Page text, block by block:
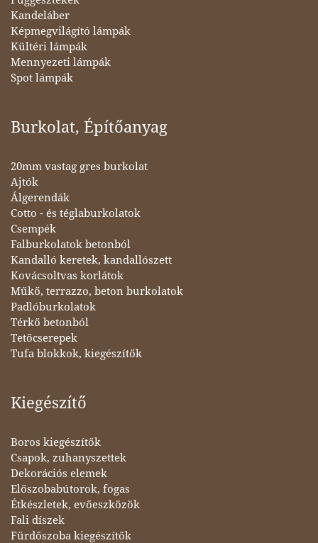
Kandeláber
Képmegvilágító lámpák
Kültéri lámpák
Mennyezeti lámpák
Spot lámpák
Burkolat, Építőanyag
20mm vastag gres burkolat
Ajtók
Álgerendák
Cotto - és téglaburkolatok
Csempék
Falburkolatok betonból
Kandalló keretek, kandallószett
Kovácsoltvas korlátok
Műkő, terrazzo, beton burkolatok
Padlóburkolatok
Térkő betonból
Tetőcserepek
Tufa blokkok, kiegészítők
Kiegészítő
Boros kiegészítők
Csapok, zuhanyszettek
Dekorációs elemek
Előszobabútorok, fogas
Étkészletek, evőeszközök
Fali díszek
Fürdőszoba kiegészítők